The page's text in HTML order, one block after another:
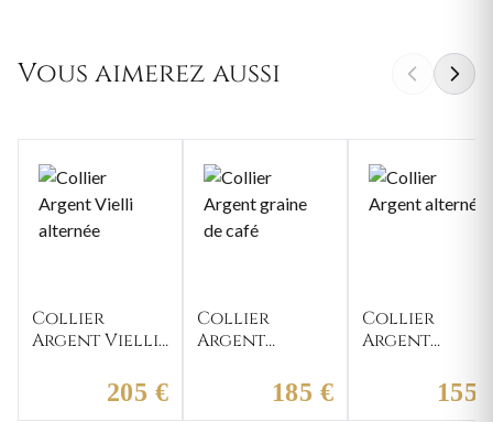
Vous aimerez aussi
Collier
Argent Vielli
205 €
Collier
Argent
185 €
Collier
Argent
155